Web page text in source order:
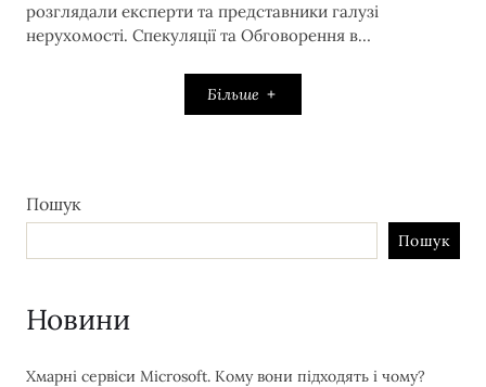
розглядали експерти та представники галузі
нерухомості. Спекуляції та Обговорення в…
Більше
Пошук
Пошук
Новини
Хмарні сервіси Microsoft. Кому вони підходять і чому?